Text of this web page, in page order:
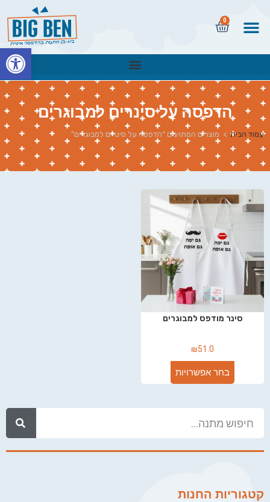
0
הדפסה על סינרים למבוגרים
עמוד הבית > מוצרים המתויגים “הדפסה על סינרים למבוגרים”
קטגוריות החנות
סינר מודפס למבוגרים
₪51.0
בחר אפשרויות